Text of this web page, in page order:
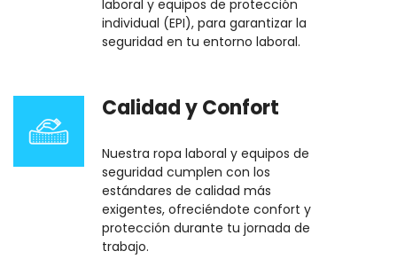
laboral y equipos de protección
individual (EPI), para garantizar la
seguridad en tu entorno laboral.
Calidad y Confort
Nuestra ropa laboral y equipos de
seguridad cumplen con los
estándares de calidad más
exigentes, ofreciéndote confort y
protección durante tu jornada de
trabajo.